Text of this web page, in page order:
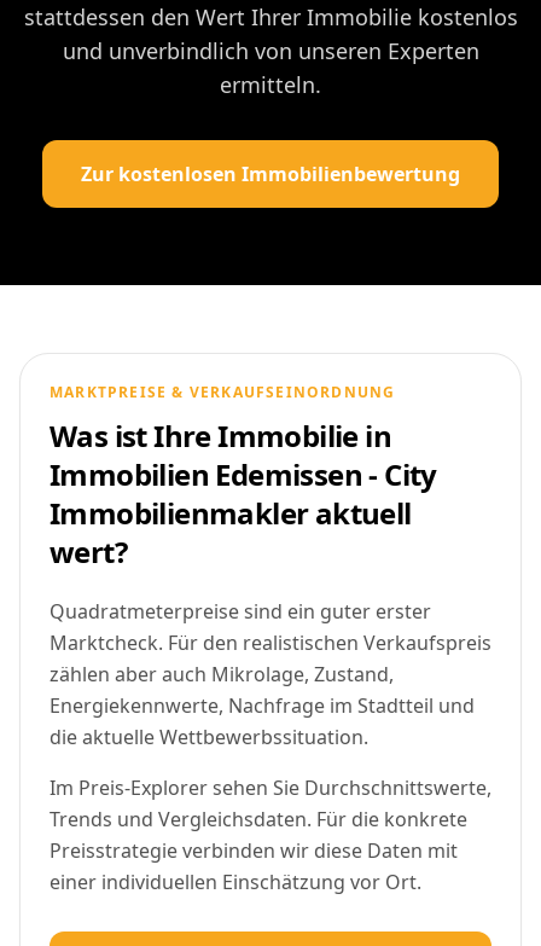
stattdessen den Wert Ihrer Immobilie kostenlos
und unverbindlich von unseren Experten
ermitteln.
Zur kostenlosen Immobilienbewertung
MARKTPREISE & VERKAUFSEINORDNUNG
Was ist Ihre Immobilie in
Immobilien Edemissen - City
Immobilienmakler aktuell
wert?
Quadratmeterpreise sind ein guter erster
Marktcheck. Für den realistischen Verkaufspreis
zählen aber auch Mikrolage, Zustand,
Energiekennwerte, Nachfrage im Stadtteil und
die aktuelle Wettbewerbssituation.
Im Preis-Explorer sehen Sie Durchschnittswerte,
Trends und Vergleichsdaten. Für die konkrete
Preisstrategie verbinden wir diese Daten mit
einer individuellen Einschätzung vor Ort.